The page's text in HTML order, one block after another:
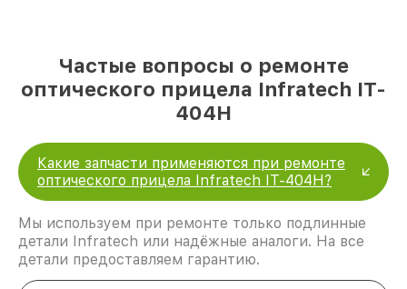
Частые вопросы о ремонте
оптического прицела Infratech IT-
404H
Какие запчасти применяются при ремонте
оптического прицела Infratech IT-404H?
Мы используем при ремонте только подлинные
детали Infratech или надёжные аналоги. На все
детали предоставляем гарантию.